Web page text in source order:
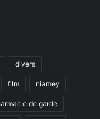
divers
film niamey
de garde